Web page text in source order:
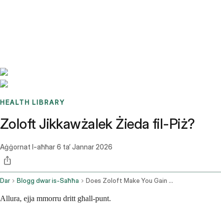
HEALTH LIBRARY
Zoloft Jikkawżalek Żieda fil-Piż?
Aġġornat l-aħħar6 ta’ Jannar 2026
Dar Blogg dwar is-Saħħa Does Zoloft Make You Gain Weight
Allura, ejja mmorru dritt għall-punt.